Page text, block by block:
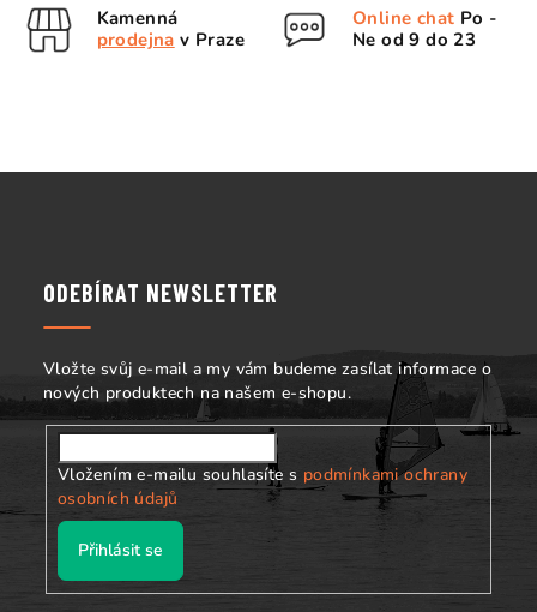
ý
Kamenná
prodejna v Praze
Online chat Po -
Ne od 9 do 23
ODEBÍRAT NEWSLETTER
Vložte svůj e-mail a my vám budeme zasílat informace o
nových produktech na našem e-shopu.
Vložením e-mailu souhlasíte s podmínkami ochrany
osobních údajů
Přihlásit se